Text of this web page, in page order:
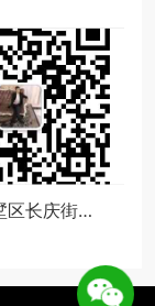
杭州拱墅区长庆街道附近夜总会招聘包厢管家,不限身高